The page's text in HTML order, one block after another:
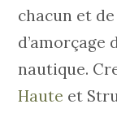
chacun et de
d’amorçage
nautique.
Haute et